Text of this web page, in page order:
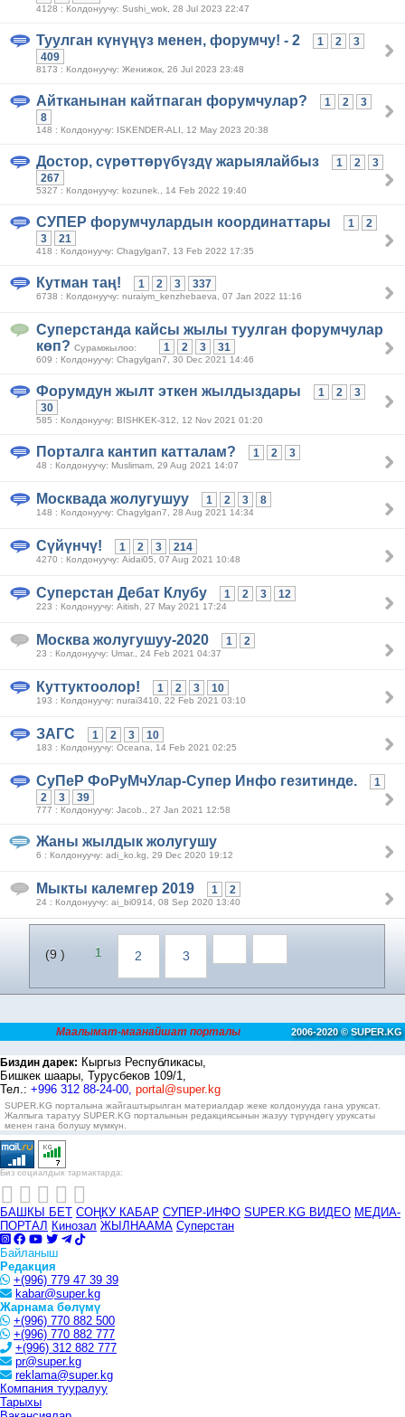
4128 : Колдонуучу: Sushi_wok, 28 Jul 2023 22:47
Туулган күнүңүз менен, форумчу! - 2 1 2
3
409
8173 : Колдонуучу: Женижок, 26 Jul 2023 23:48
Айтканынан кайтпаган форумчулар? 1 2
3
8
148 : Колдонуучу: ISKENDER-ALI, 12 May 2023 20:38
Достор, сүрөттөрүбүздү жарыялайбыз 1 2
3
267
5327 : Колдонуучу: kozunek., 14 Feb 2022 19:40
СУПЕР форумчулардын координаттары 1
2
3
21
418 : Колдонуучу: Chagylgan7, 13 Feb 2022 17:35
Кутман таң! 1 2 3 337
6738 : Колдонуучу: nuraiym_kenzhebaeva, 07 Jan 2022 11:16
Суперстанда кайсы жылы туулган форумчулар
көп? Сурамжылоо: 1 2 3 31
609 : Колдонуучу: Chagylgan7, 30 Dec 2021 14:46
Форумдун жылт эткен жылдыздары 1 2
3
30
585 : Колдонуучу: BISHKEK-312, 12 Nov 2021 01:20
Порталга кантип катталам? 1 2 3
48 : Колдонуучу: Muslimam, 29 Aug 2021 14:07
Москвада жолугушуу 1 2 3 8
148 : Колдонуучу: Chagylgan7, 28 Aug 2021 14:34
Сүйүнчү! 1 2 3 214
4270 : Колдонуучу: Aidai05, 07 Aug 2021 10:48
Суперстан Дебат Клубу 1 2 3 12
223 : Колдонуучу: Aitish, 27 May 2021 17:24
Москва жолугушуу-2020 1 2
23 : Колдонуучу: Umar., 24 Feb 2021 04:37
Куттуктоолор! 1 2 3 10
193 : Колдонуучу: nurai3410, 22 Feb 2021 03:10
ЗАГС 1 2 3 10
183 : Колдонуучу: Oceana, 14 Feb 2021 02:25
СуПеР ФоРуМчУлар-Супер Инфо гезитинде.
1
2
3 39
777 : Колдонуучу: Jacob., 27 Jan 2021 12:58
Жаны жылдык жолугушу
6 : Колдонуучу: adi_ko.kg, 29 Dec 2020 19:12
Мыкты калемгер 2019 1 2
24 : Колдонуучу: ai_bi0914, 08 Sep 2020 13:40
(9 ) 1 2 3
Маалымат-маанайшат порталы 2006-2020 © SUPER.KG
Биздин дарек: Кыргыз Республикасы,
Бишкек шаары, Турусбеков 109/1,
Тел.: +996 312 88-24-00, portal@super.kg
SUPER.KG порталына жайгаштырылган материалдар жеке колдонууда гана уруксат.
Жалпыга таратуу SUPER.KG порталынын редакциясынын жазуу түрүндөгү уруксаты
менен гана болушу мүмкүн.
Биз социалдык тармактарда:
БАШКЫ БЕТ СОҢКУ КАБАР СУПЕР-ИНФО SUPER.KG ВИДЕО МЕДИА-
ПОРТАЛ Кинозал ЖЫЛНААМА Суперстан
Байланыш
Редакция
+(996) 779 47 39 39
kabar@super.kg
Жарнама бөлүмү
+(996) 770 882 500
+(996) 770 882 777
+(996) 312 882 777
pr@super.kg
reklama@super.kg
Компания тууралуу
Тарыхы